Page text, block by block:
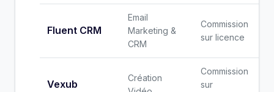
Fluent CRM
Email
Marketing &
CRM
Commission
sur licence
Vexub
Création
Commission
sur